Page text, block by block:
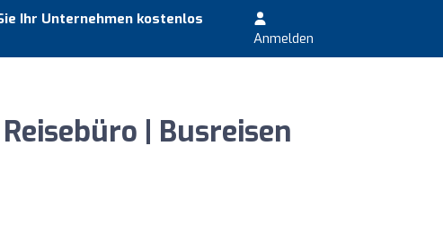
Ihr Unternehmen kostenlos
Anmelden
| Busreisen